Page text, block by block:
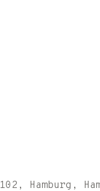
Hamburg,